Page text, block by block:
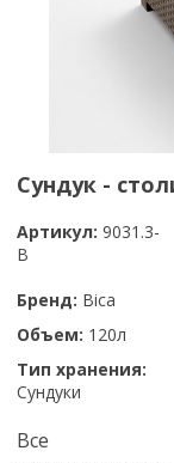
Сундук -
Артикул: 9031.3-
B
Бренд: Bica
Объем: 120л
Тип хранения:
Сундуки
Все